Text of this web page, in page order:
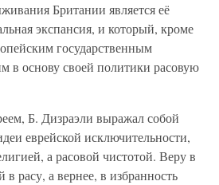
Британии является её
экспансия, и который, кроме
государственным
в основу своей политики расовую
Б. Дизраэли выражал собой
еврейской исключительности,
а расовой чистотой. Веру в
в расу, а вернее, в избранность